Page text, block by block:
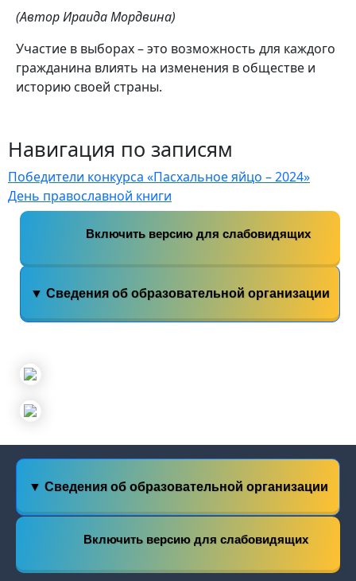
(Автор Ираида Мордвина)
Участие в выборах – это возможность для каждого
гражданина влиять на изменения в обществе и
историю своей страны.
Навигация по записям
Победители конкурса «Пасхальное яйцо – 2024»
День православной книги
Включить версию для слабовидящих
▼ Сведения об образовательной организации
▼ Сведения об образовательной организации
Включить версию для слабовидящих